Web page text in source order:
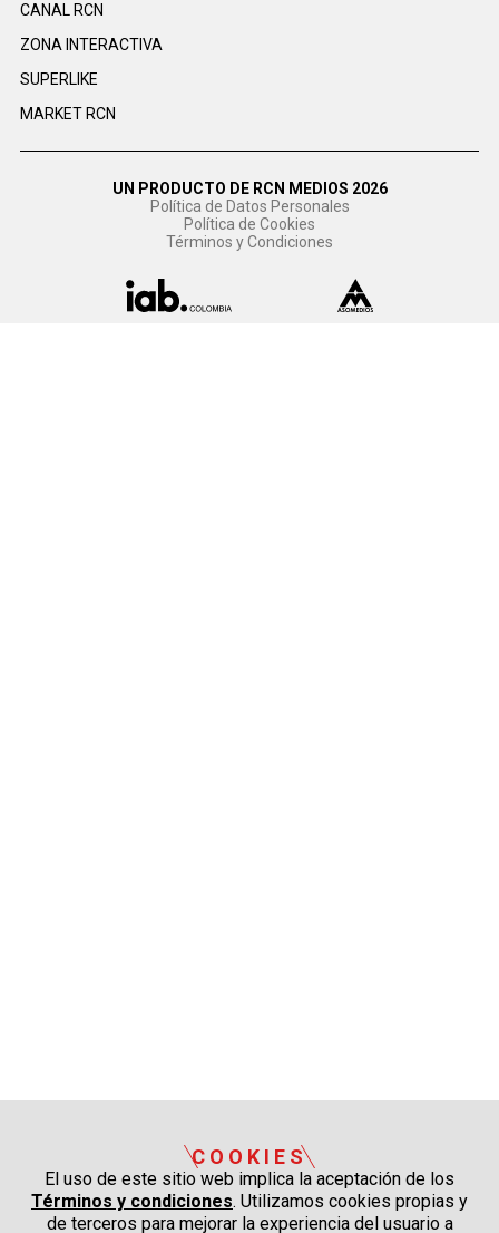
CANAL RCN
ZONA INTERACTIVA
SUPERLIKE
MARKET RCN
UN PRODUCTO DE RCN MEDIOS 2026
Política de Datos Personales
Política de Cookies
Términos y Condiciones
COOKIES
El uso de este sitio web implica la aceptación de los
Términos y condiciones. Utilizamos cookies propias y
de terceros para mejorar la experiencia del usuario a